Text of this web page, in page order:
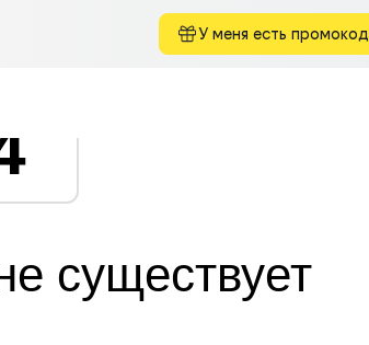
У меня есть промокод
существует